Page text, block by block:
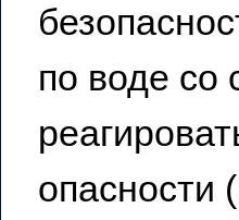
по воде со
опасности